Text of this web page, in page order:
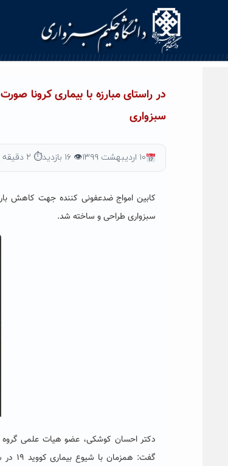
در راستای مبارزه با بیماری کرونا
سبزواری
۱۰ اردیبهشت ۱۳۹۹ 👁 ۱۶ بازدید ⏱ ۲ دقیقه مطالعه
کابین امواج ضدعفونی کننده جهت کاهش
سبزواری طراحی و ساخته شد.
دکتر احسان کوشکی، عضو هیات علمی گروه